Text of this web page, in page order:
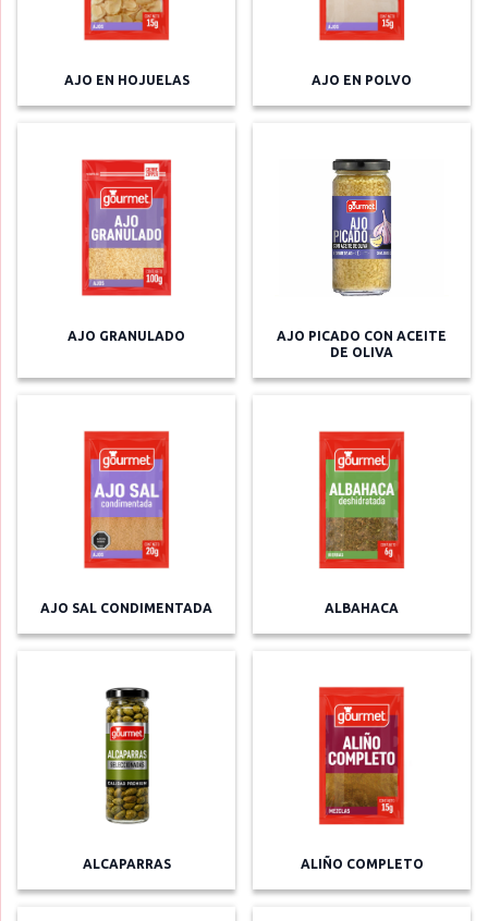
AJO EN HOJUELAS AJO EN POLVO
AJO GRANULADO
AJO PICADO CON ACEITE
DE OLIVA
AJO SAL CONDIMENTADA ALBAHACA
ALCAPARRAS ALIÑO COMPLETO